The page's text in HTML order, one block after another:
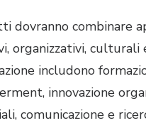
dovranno combinare
organizzativi, culturali
includono
innovazione
comunicazione e